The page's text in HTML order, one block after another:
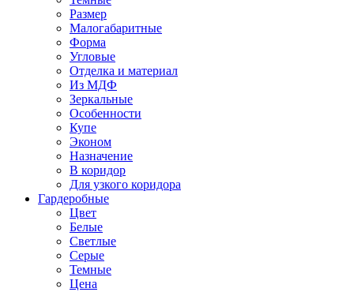
Размер
Малогабаритные
Форма
Угловые
Отделка и материал
Из МДФ
Зеркальные
Особенности
Купе
Эконом
Назначение
В коридор
Для узкого коридора
Гардеробные
Цвет
Белые
Светлые
Серые
Темные
Цена